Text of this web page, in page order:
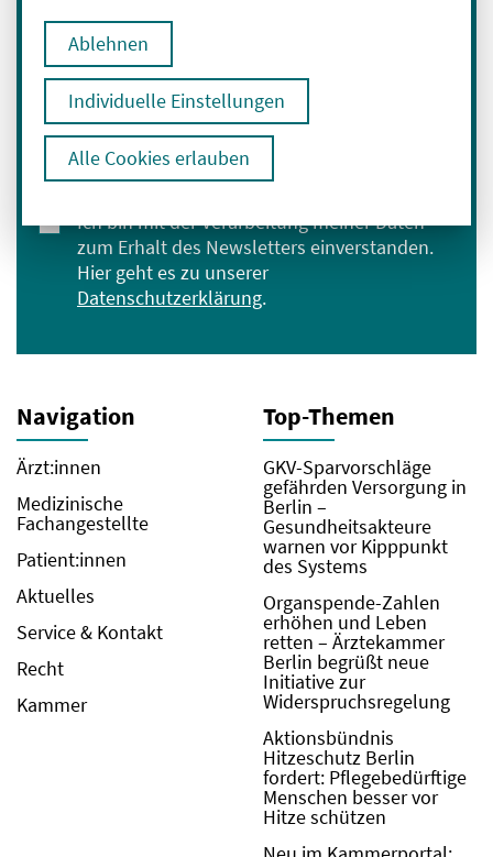
Ablehnen
Individuelle Einstellungen
Alle Cookies erlauben
Melden Sie sich für unseren Newsletter an:
E-Mail-Adresse eingeben
Ich bin mit der Verarbeitung meiner Daten
zum Erhalt des Newsletters einverstanden.
Hier geht es zu unserer
Datenschutzerklärung.
Anmelden
Navigation
Ärzt:innen
Medizinische
Fachangestellte
Patient:innen
Aktuelles
Service & Kontakt
Recht
Kammer
Top-Themen
GKV-Sparvorschläge
gefährden Versorgung in
Berlin –
Gesundheitsakteure
warnen vor Kipppunkt
des Systems
Organspende-Zahlen
erhöhen und Leben
retten – Ärztekammer
Berlin begrüßt neue
Initiative zur
Widerspruchsregelung
Aktionsbündnis
Hitzeschutz Berlin
fordert: Pflegebedürftige
Menschen besser vor
Hitze schützen